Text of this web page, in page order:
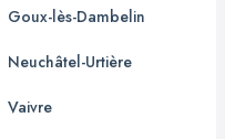
Goux-lès-Dambelin
Neuchâtel-Urtière
Vaivre